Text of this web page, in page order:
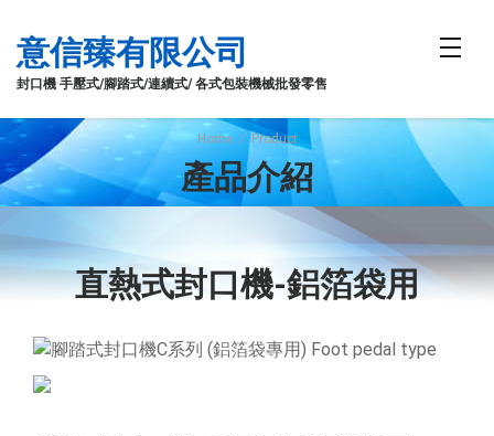
意信臻有限公司
封口機 手壓式/腳踏式/連續式/ 各式包裝機械批發零售
Home / Product
產品介紹
直熱式封口機-鋁箔袋用